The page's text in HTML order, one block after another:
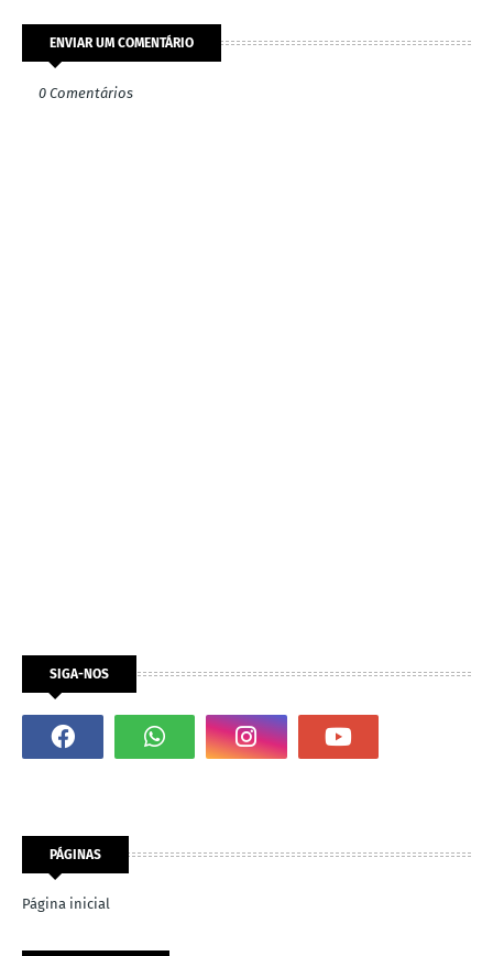
ENVIAR UM COMENTÁRIO
0 Comentários
SIGA-NOS
PÁGINAS
Página inicial